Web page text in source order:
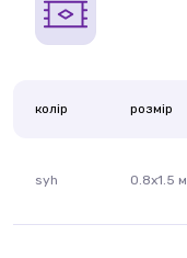
колір розмір
syh 0.8x1.5 м